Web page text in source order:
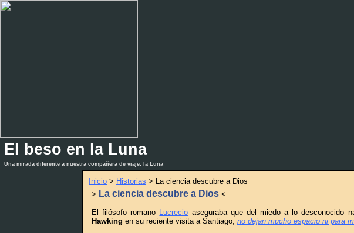
El beso en la Luna
Una mirada diferente a nuestra compañera de viaje: la Luna
Inicio > Historias > La ciencia descubre a Dios
> La ciencia descubre a Dios <
El filósofo romano Lucrecio aseguraba que del miedo a lo desconocido
Hawking en su reciente visita a Santiago, no dejan mucho espacio ni para